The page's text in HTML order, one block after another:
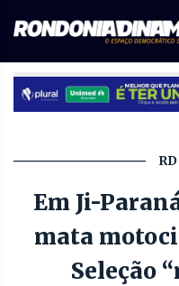
Em Ji-
mata
Seleção